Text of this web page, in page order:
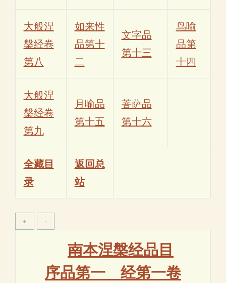
大般涅
槃经卷
第八
如来性
品第十
二
文字品
第十三
鸟喻
品第
十四
大般涅
槃经卷
第九
月喻品
第十五
菩萨品
第十六
全藏目
录
返回总
站
南本涅槃经品目
序品第一 经第一卷